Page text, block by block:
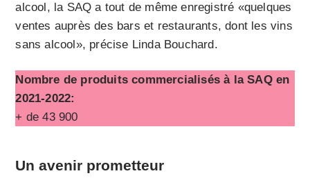
alcool, la SAQ a tout de même enregistré «quelques
ventes auprès des bars et restaurants, dont les vins
sans alcool», précise Linda Bouchard.
Nombre de produits commercialisés à la SAQ en
2021-2022:
+ de 43 900
Un avenir prometteur